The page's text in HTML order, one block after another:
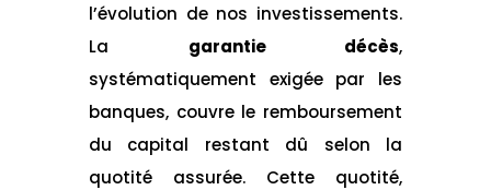
l’évolution de nos investissements.
La garantie décès,
systématiquement exigée par les
banques, couvre le remboursement
du capital restant dû selon la
quotité assurée. Cette quotité,